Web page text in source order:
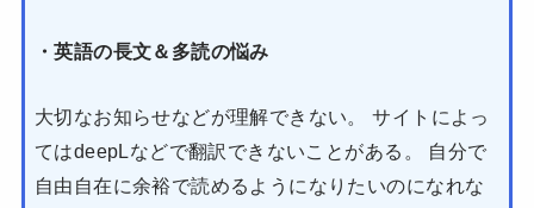
・英語の長文＆多読の悩み
大切なお知らせなどが理解できない。 サイトによっ
てはdeepLなどで翻訳できないことがある。 自分で
自由自在に余裕で読めるようになりたいのになれな